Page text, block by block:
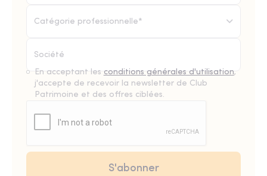
Catégorie professionnelle*
En acceptant les conditions générales d'utilisation,
j'accepte de recevoir la newsletter de Club
Patrimoine et des offres ciblées.